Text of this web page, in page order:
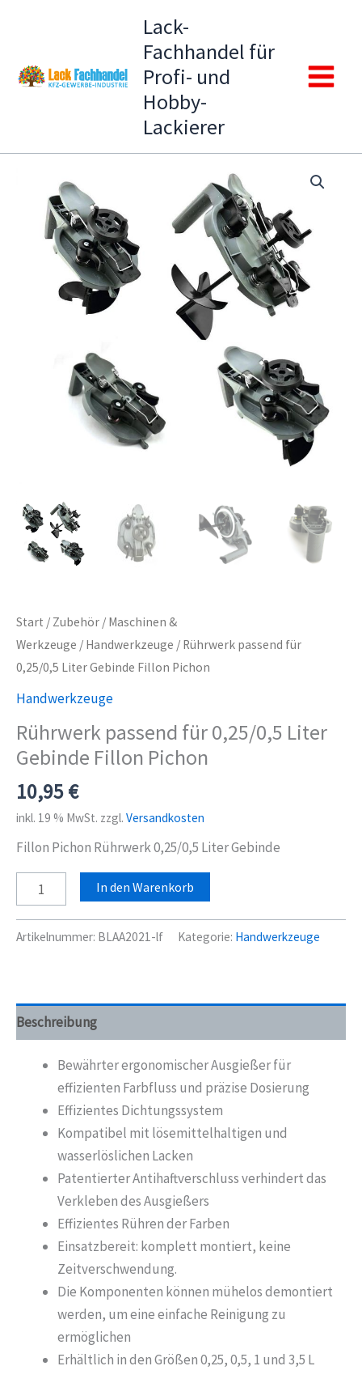
Lack-
Fachhandel für
Profi- und
Hobby-
Lackierer
Main
Start / Zubehör / Maschinen &
Werkzeuge / Handwerkzeuge / Rührwerk passend für
0,25/0,5 Liter Gebinde Fillon Pichon
Handwerkzeuge
Rührwerk passend für 0,25/0,5 Liter
Gebinde Fillon Pichon
10,95€
inkl. 19 % MwSt. zzgl. Versandkosten
Fillon Pichon Rührwerk 0,25/0,5 Liter Gebinde
Rührwerk
passend
für
Fillon
Pichon
Menge
In den Warenkorb
Artikelnummer: BLAA2021-lf Kategorie: Handwerkzeuge
Beschreibung
Bewährter ergonomischer Ausgießer für
effizienten Farbfluss und präzise Dosierung
Effizientes Dichtungssystem
Kompatibel mit lösemittelhaltigen und
wasserlöslichen Lacken
Patentierter Antihaftverschluss verhindert das
Verkleben des Ausgießers
Effizientes Rühren der Farben
Einsatzbereit: komplett montiert, keine
Zeitverschwendung.
Die Komponenten können mühelos demontiert
werden, um eine einfache Reinigung zu
ermöglichen
Erhältlich in den Größen 0,25, 0,5, 1 und 3,5 L